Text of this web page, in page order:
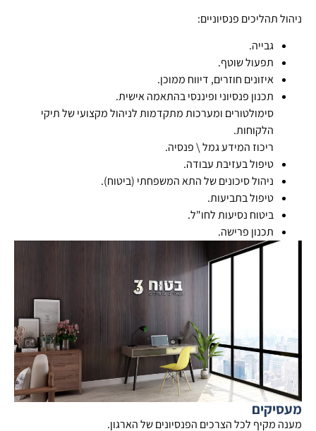
ניהול תהליכים פנסיוניים:
גבייה.
תפעול שוטף.
איזונים חוזרים, דיווח ממוכן.
תכנון פנסיוני ופיננסי בהתאמה אישית.
סימולטורים ומערכות מתקדמות לניהול מקצועי של תיקי
הלקוחות.
ריכוז המידע גמל \ פנסיה.
טיפול בעזיבת עבודה.
ניהול סיכונים של התא המשפחתי (ביטוח).
טיפול בתביעות.
ביטוח נסיעות לחו"ל.
תכנון פרישה.
מעסיקים
מענה מקיף לכל הצרכים הפנסיונים של הארגון.